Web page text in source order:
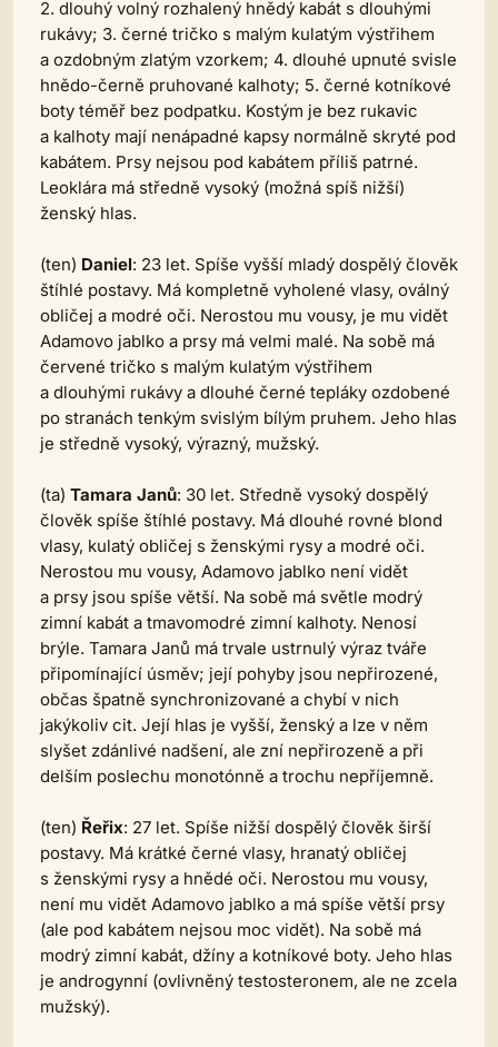
2. dlouhý volný rozhalený hnědý kabát s dlouhými
rukávy; 3. černé tričko s malým kulatým výstřihem
a ozdobným zlatým vzorkem; 4. dlouhé upnuté svisle
hnědo-černě pruhované kalhoty; 5. černé kotníkové
boty téměř bez podpatku. Kostým je bez rukavic
a kalhoty mají nenápadné kapsy normálně skryté pod
kabátem. Prsy nejsou pod kabátem příliš patrné.
Leoklára má středně vysoký (možná spíš nižší)
ženský hlas.
(ten) Daniel: 23 let. Spíše vyšší mladý dospělý člověk
štíhlé postavy. Má kompletně vyholené vlasy, oválný
obličej a modré oči. Nerostou mu vousy, je mu vidět
Adamovo jablko a prsy má velmi malé. Na sobě má
červené tričko s malým kulatým výstřihem
a dlouhými rukávy a dlouhé černé tepláky ozdobené
po stranách tenkým svislým bílým pruhem. Jeho hlas
je středně vysoký, výrazný, mužský.
(ta) Tamara Janů: 30 let. Středně vysoký dospělý
člověk spíše štíhlé postavy. Má dlouhé rovné blond
vlasy, kulatý obličej s ženskými rysy a modré oči.
Nerostou mu vousy, Adamovo jablko není vidět
a prsy jsou spíše větší. Na sobě má světle modrý
zimní kabát a tmavomodré zimní kalhoty. Nenosí
brýle. Tamara Janů má trvale ustrnulý výraz tváře
připomínající úsměv; její pohyby jsou nepřirozené,
občas špatně synchronizované a chybí v nich
jakýkoliv cit. Její hlas je vyšší, ženský a lze v něm
slyšet zdánlivé nadšení, ale zní nepřirozeně a při
delším poslechu monotónně a trochu nepříjemně.
(ten) Řeřix: 27 let. Spíše nižší dospělý člověk širší
postavy. Má krátké černé vlasy, hranatý obličej
s ženskými rysy a hnědé oči. Nerostou mu vousy,
není mu vidět Adamovo jablko a má spíše větší prsy
(ale pod kabátem nejsou moc vidět). Na sobě má
modrý zimní kabát, džíny a kotníkové boty. Jeho hlas
je androgynní (ovlivněný testosteronem, ale ne zcela
mužský).